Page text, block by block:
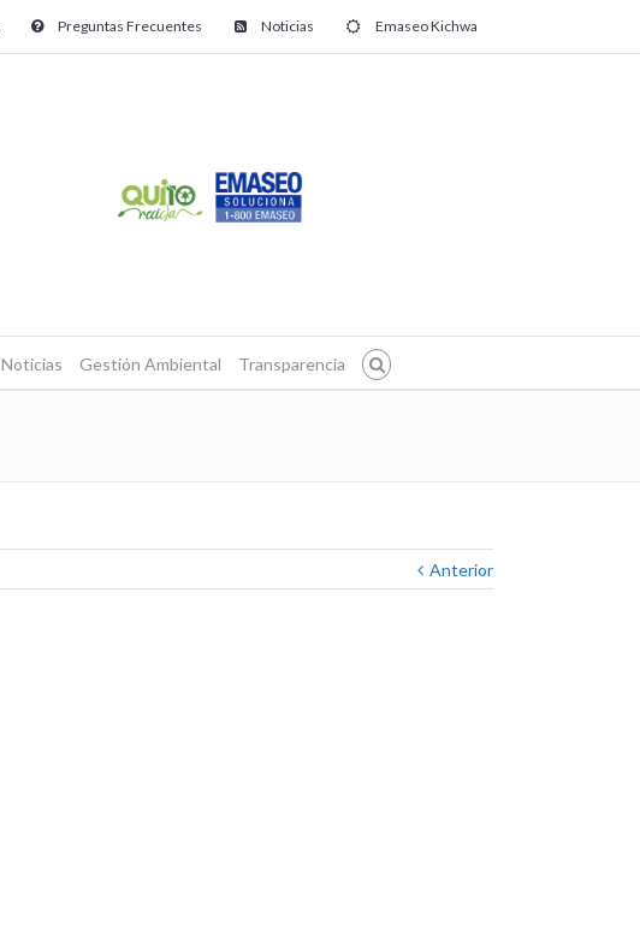
Preguntas Frecuentes Noticias Emaseo Kichwa
Noticias Gestión Ambiental Transparencia
Anterior